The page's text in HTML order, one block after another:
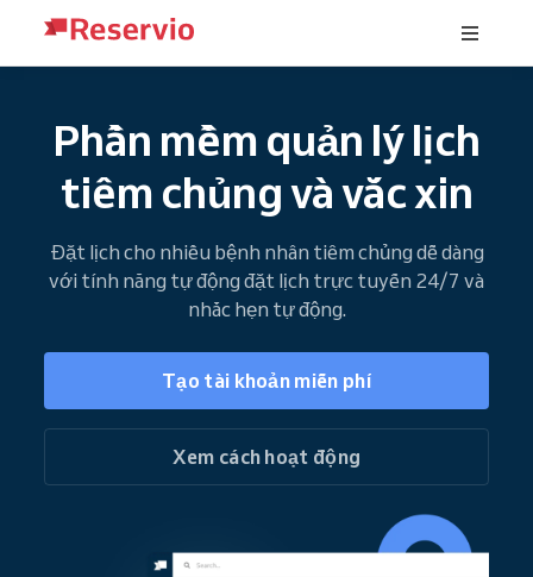
Phần mềm quản lý lịch
tiêm chủng và vắc xin
Đặt lịch cho nhiều bệnh nhân tiêm chủng dễ dàng
với tính năng tự động đặt lịch trực tuyến 24/7 và
nhắc hẹn tự động.
Tạo tài khoản miễn phí
Xem cách hoạt động